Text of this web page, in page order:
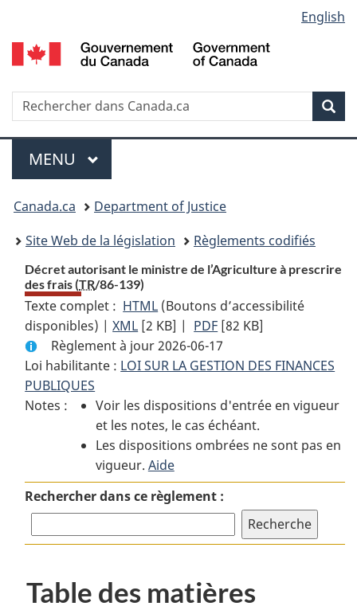
au
contenu
propos
de
la
HTML
simplifiée
selection
English
Recherche
Menu
MENU PRINCIPAL
You
are
here:
Canada.ca
Department of Justice
Site Web de la législation
Règlements codifiés
Décret autorisant le ministre de l’Agriculture à prescrire
des frais (TR/86-139)
Texte complet : HTML Texte
complet
:
Décret
le
ministre
de
l’Agriculture
à
prescrire
frais
(Boutons d’accessibilité
disponibles) |XML Texte
complet
:
autorisant
le
ministre
de
l’Agriculture
à
des
[2 KB] | PDF Texte
complet
:
autorisant
le
ministre
l’Agriculture
à
prescrire
des
[82 KB]
Règlement à jour 2026-06-17
Loi habilitante : LOI SUR LA GESTION DES FINANCES
PUBLIQUES
Notes :
Voir les dispositions d'entrée en vigueur
et les notes, le cas échéant.
Les dispositions ombrées ne sont pas en
vigueur. Aide
Rechercher dans ce règlement :
Table des matières